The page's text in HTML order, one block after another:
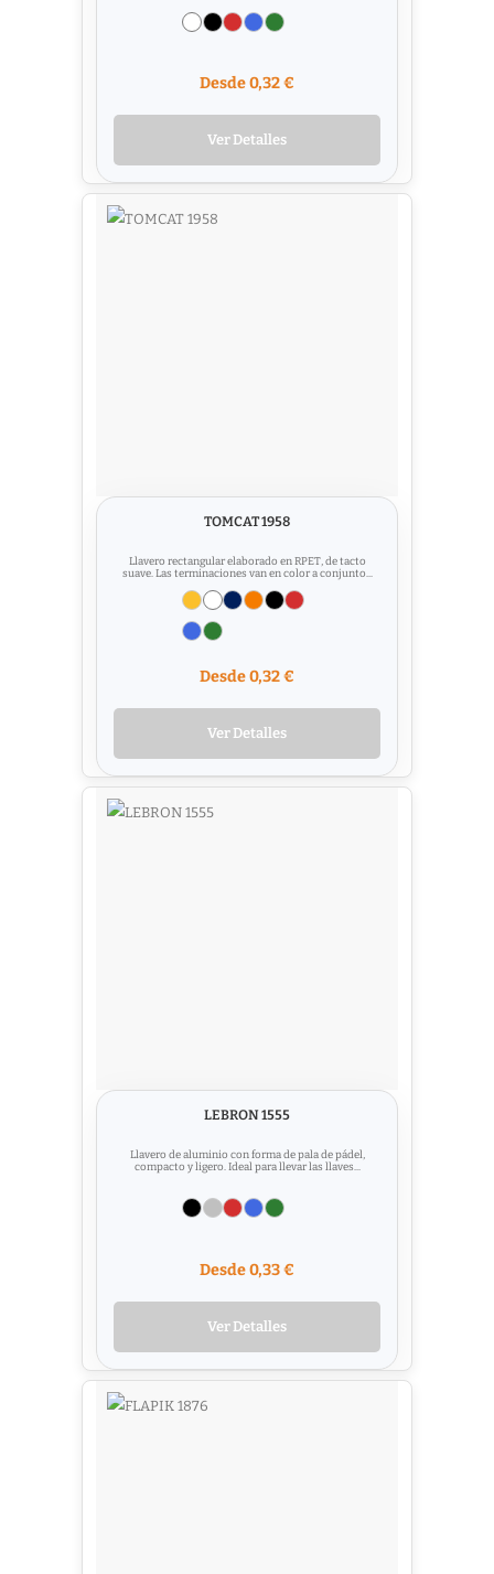
Desde 0,32 €
Ver Detalles
TOMCAT 1958
Llavero rectangular elaborado en RPET, de tacto
suave. Las terminaciones van en color a conjunto...
Desde 0,32 €
Ver Detalles
LEBRON 1555
Llavero de aluminio con forma de pala de pádel,
compacto y ligero. Ideal para llevar las llaves...
Desde 0,33 €
Ver Detalles